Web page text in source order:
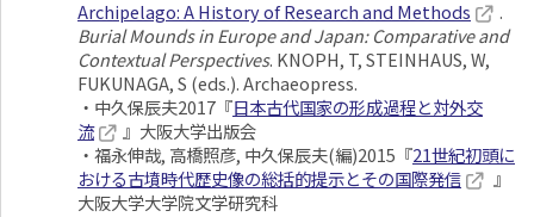
Archipelago: A History of Research and Methods
.
Burial Mounds in Europe and Japan: Comparative and
Contextual Perspectives. KNOPH, T, STEINHAUS, W,
FUKUNAGA, S (eds.). Archaeopress.
・中久保辰夫2017『日本古代国家の形成過程と対外交
流
』大阪大学出版会
・福永伸哉, 高橋照彦, 中久保辰夫(編)2015『21世紀初頭に
おける古墳時代歴史像の総括的提示とその国際発信
』
大阪大学大学院文学研究科